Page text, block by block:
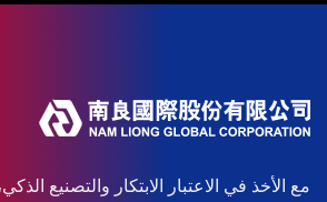
مع الأخذ في الاعتبار الابتكار والتصنيع